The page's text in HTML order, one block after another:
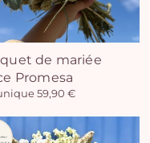
de mariée
Promesa
59,90 €